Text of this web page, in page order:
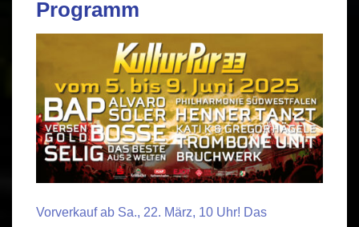
Programm
Vorverkauf ab Sa., 22. März, 10 Uhr! Das